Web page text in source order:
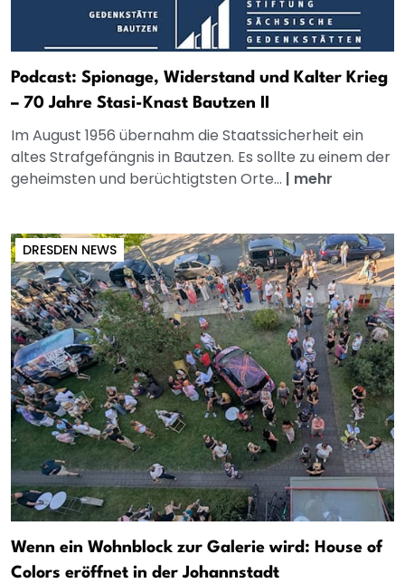
Podcast: Spionage, Widerstand und Kalter Krieg
– 70 Jahre Stasi-Knast Bautzen II
Im August 1956 übernahm die Staatssicherheit ein
altes Strafgefängnis in Bautzen. Es sollte zu einem der
geheimsten und berüchtigtsten Orte... | mehr
DRESDEN NEWS
Wenn ein Wohnblock zur Galerie wird: House of
Colors eröffnet in der Johannstadt